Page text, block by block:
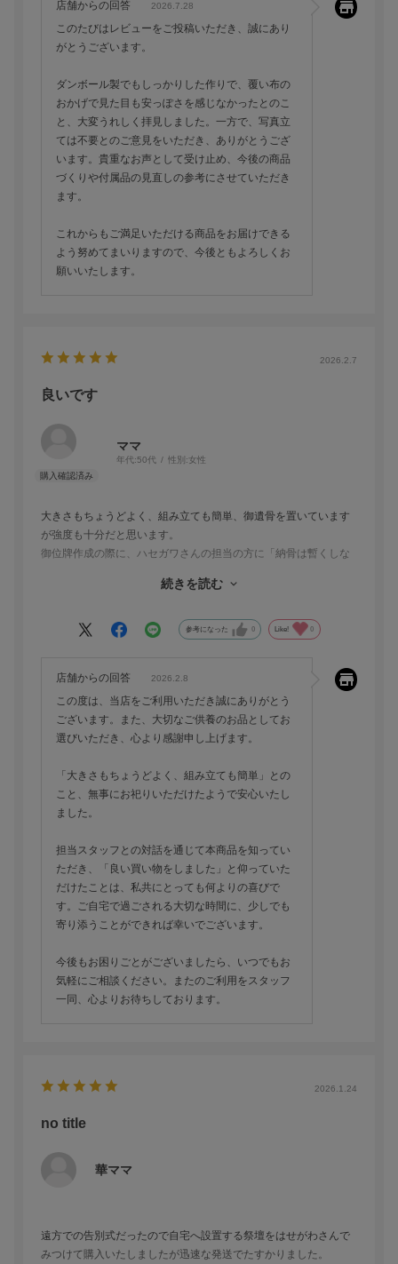
店舗からの回答 2026.7.28
このたびはレビューをご投稿いただき、誠にあり
がとうございます。
ダンボール製でもしっかりした作りで、覆い布の
おかげで見た目も安っぽさを感じなかったとのこ
と、大変うれしく拝見しました。一方で、写真立
ては不要とのご意見をいただき、ありがとうござ
います。貴重なお声として受け止め、今後の商品
づくりや付属品の見直しの参考にさせていただき
ます。
これからもご満足いただける商品をお届けできる
よう努めてまいりますので、今後ともよろしくお
願いいたします。
2026.2.7
良いです
ママ
年代:50代 性別:女性
大きさもちょうどよく、組み立ても簡単、御遺骨を置いています
が強度も十分だと思います。
御位牌作成の際に、ハセガワさんの担当の方に「納骨は暫くしな
ろ、この祭壇を教えていただきました。良い買い物をしました。
続きを読む
参考になった 0 Like! 0
店舗からの回答 2026.2.8
この度は、当店をご利用いただき誠にありがとう
ございます。また、大切なご供養のお品としてお
選びいただき、心より感謝申し上げます。
「大きさもちょうどよく、組み立ても簡単」との
こと、無事にお祀りいただけたようで安心いたし
ました。
担当スタッフとの対話を通じて本商品を知ってい
ただき、「良い買い物をしました」と仰っていた
だけたことは、私共にとっても何よりの喜びで
す。ご自宅で過ごされる大切な時間に、少しでも
寄り添うことができれば幸いでございます。
今後もお困りごとがございましたら、いつでもお
気軽にご相談ください。またのご利用をスタッフ
一同、心よりお待ちしております。
2026.1.24
no title
華ママ
遠方での告別式だったので自宅へ設置する祭壇をはせがわさんで
みつけて購入いたしましたが迅速な発送でたすかりました。